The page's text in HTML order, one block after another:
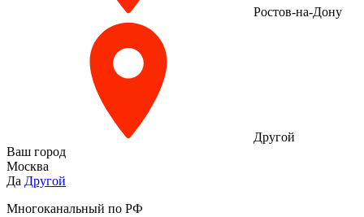
Ростов-на-Дону
Другой
Ваш город
Москва
Да Другой
Многоканальный по РФ